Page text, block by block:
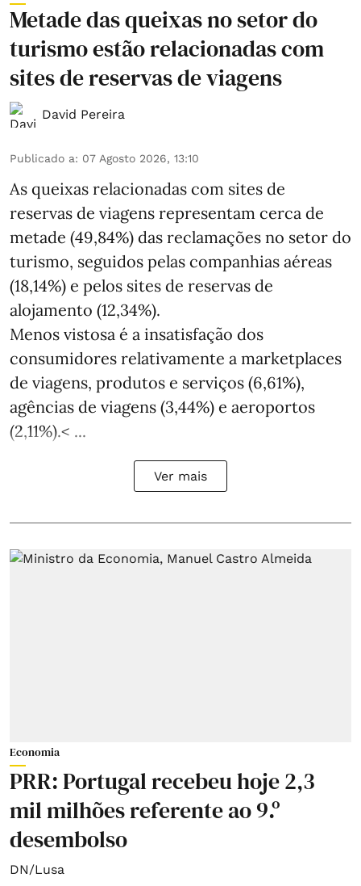
Metade das queixas no setor do
turismo estão relacionadas com
sites de reservas de viagens
David Pereira
Publicado a: 07 Agosto 2026, 13:10
As queixas relacionadas com sites de
reservas de viagens representam cerca de
metade (49,84%) das reclamações no setor do
turismo, seguidos pelas companhias aéreas
(18,14%) e pelos sites de reservas de
alojamento (12,34%).
Menos vistosa é a insatisfação dos
consumidores relativamente a marketplaces
de viagens, produtos e serviços (6,61%),
agências de viagens (3,44%) e aeroportos
(2,11%).< ...
Ver mais
Economia
PRR: Portugal recebeu hoje 2,3
mil milhões referente ao 9.º
desembolso
DN/Lusa